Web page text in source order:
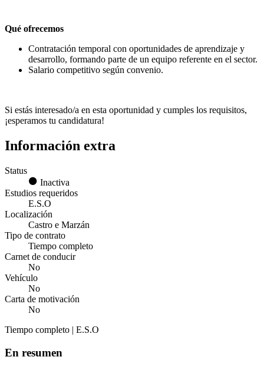
Qué ofrecemos
Contratación temporal con oportunidades de aprendizaje y
desarrollo, formando parte de un equipo referente en el sector.
Salario competitivo según convenio.
Si estás interesado/a en esta oportunidad y cumples los requisitos,
¡esperamos tu candidatura!
Información extra
Status
Inactiva
Estudios requeridos
E.S.O
Localización
Castro e Marzán
Tipo de contrato
Tiempo completo
Carnet de conducir
No
Vehículo
No
Carta de motivación
No
Tiempo completo | E.S.O
En resumen